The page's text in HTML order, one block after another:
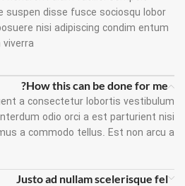
suspen disse fusce sociosqu lobor
nisi adipiscing condim entum
How this can be done for me?
a consectetur lobortis vestibulum
odio orci a est parturient nisi
a commodo tellus. Est non arcu a.
Justo ad nullam scelerisque fel